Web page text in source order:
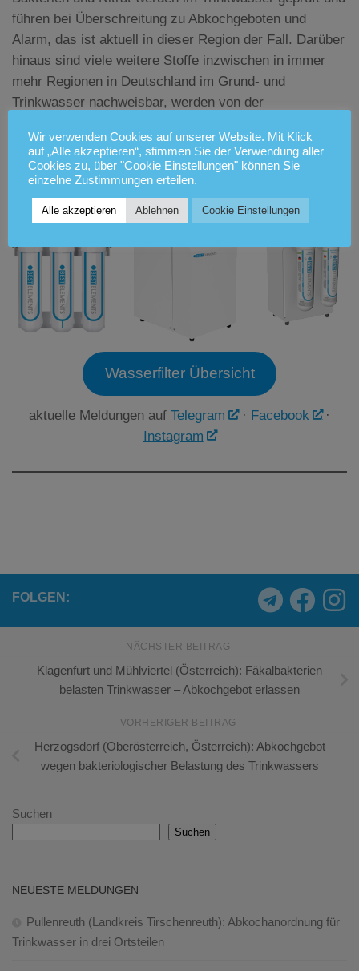
führen bei Überschreitung zu Abkochgeboten und
Alarm, das ist aktuell in dieser Region der Fall. Darüber
hinaus sind viele weitere Stoffe inzwischen in immer
mehr Regionen in Deutschland im Grund- und
Trinkwasser nachweisbar, werden von der
entfernt werden. Viele Erkrankungen und chronische
Beeinträchtigungen lassen Rückschlüsse zu auf
Umweltgifte.
Wasserfilter Übersicht
aktuelle Meldungen auf Telegram · Facebook
·
Instagram
FOLGEN:
NÄCHSTER BEITRAG
Klagenfurt und Mühlviertel (Österreich): Fäkalbakterien
belasten Trinkwasser – Abkochgebot erlassen
VORHERIGER BEITRAG
Herzogsdorf (Oberösterreich, Österreich): Abkochgebot
wegen bakteriologischer Belastung des Trinkwassers
Suchen
Suchen
NEUESTE MELDUNGEN
Pullenreuth (Landkreis Tirschenreuth): Abkochanordnung für
Trinkwasser in drei Ortsteilen
Wir verwenden Cookies auf unserer Website. Mit Klick
auf „Alle akzeptieren“, stimmen Sie der Verwendung aller
Cookies zu, über "Cookie Einstellungen" können Sie
einzelne Zustimmungen erteilen.
Alle akzeptieren Ablehnen Cookie Einstellungen